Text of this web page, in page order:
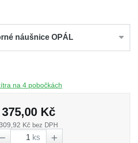
náušnice OPÁL
na 4 pobočkách
375,00 Kč
Kč bez DPH
ks